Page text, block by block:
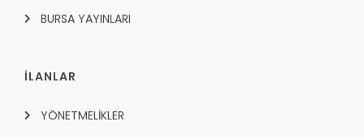
BURSA YAYINLARI
İLANLAR
YÖNETMELİKLER